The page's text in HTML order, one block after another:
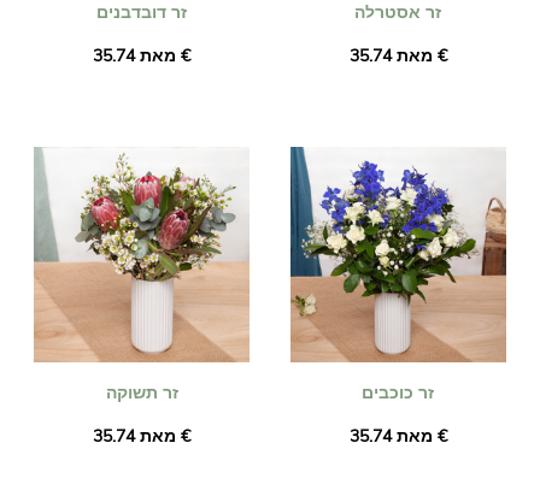
זר דובדבנים
מאת ‏35.74 €
זר אסטרלה
מאת ‏35.74 €
זר תשוקה
מאת ‏35.74 €
זר כוכבים
מאת ‏35.74 €